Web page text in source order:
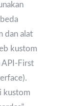
dan alat
kustom
API-First
kustom